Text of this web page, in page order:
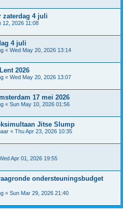
zaterdag 4 juli
12, 2026 11:08
4 juli
« Wed May 20, 2026 13:14
2026
« Wed May 20, 2026 13:07
17 mei 2026
« Sun May 10, 2026 01:56
Jitse Slump
« Thu Apr 23, 2026 10:35
Apr 01, 2026 19:55
ondersteuningsbudget
« Sun Mar 29, 2026 21:40